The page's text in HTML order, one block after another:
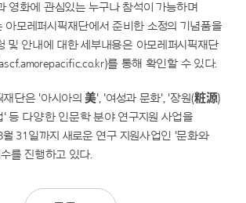
영화에 관심있는 누구나 참석이 가능하며
아모레퍼시픽재단에서 준비한 소정의 기념품을
및 안내에 대한 세부내용은 아모레퍼시픽재단
를 통해 확인할 수 있다.
재단은 '아시아의 美', '여성과 문화', '장원(粧源)
' 등 다양한 인문학 분야 연구지원 사업을
월 31일까지 새로운 연구 지원사업인 '문화와
를 진행하고 있다.